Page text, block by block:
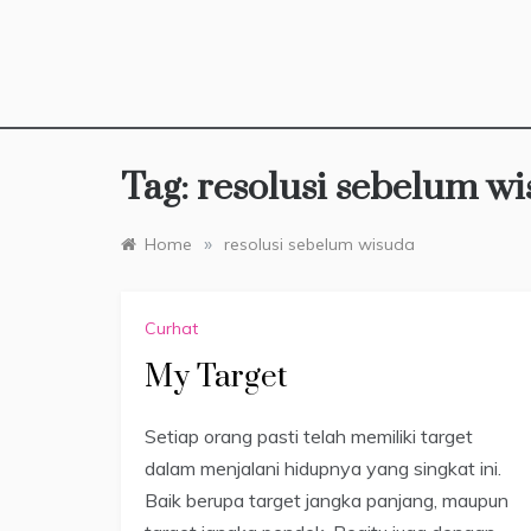
Tag: resolusi sebelum
Home » resolusi sebelum wisuda
Curhat
My Target
Setiap orang pasti telah memiliki target
dalam menjalani hidupnya yang singkat ini.
Baik berupa target jangka panjang, maupun